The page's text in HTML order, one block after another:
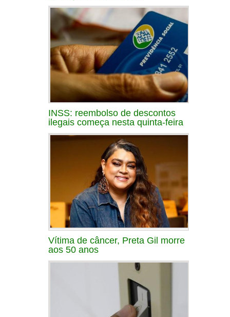
INSS: reembolso de descontos
ilegais começa nesta quinta-feira
Vítima de câncer, Preta Gil morre
aos 50 anos